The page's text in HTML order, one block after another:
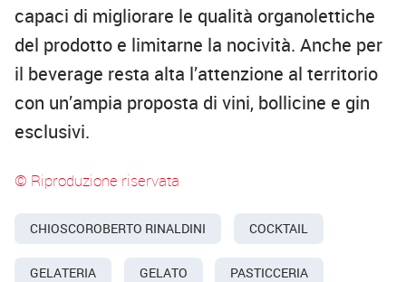
capaci di migliorare le qualità organolettiche
del prodotto e limitarne la nocività. Anche per
il beverage resta alta l’attenzione al territorio
con un’ampia proposta di vini, bollicine e gin
esclusivi.
© Riproduzione riservata
CHIOSCOROBERTO RINALDINI COCKTAIL
GELATERIA GELATO PASTICCERIA